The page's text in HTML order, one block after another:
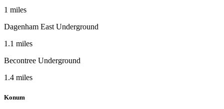
1 miles
Dagenham East Underground
1.1 miles
Becontree Underground
1.4 miles
Konum